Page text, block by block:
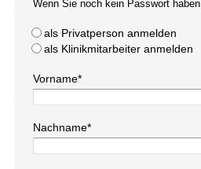
Wenn Sie noch kein Passwort haben.
als Privatperson anmelden
als Klinikmitarbeiter anmelden
Vorname*
Nachname*